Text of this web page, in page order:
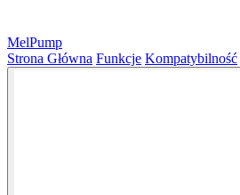
MelPump
Strona Główna Funkcje Kompatybilność